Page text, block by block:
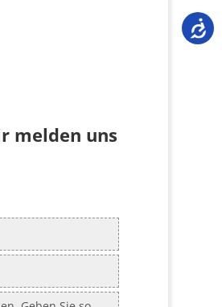
melden uns